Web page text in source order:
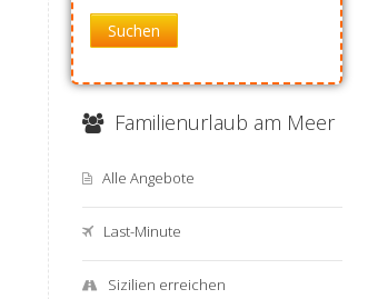
Suchen
Familienurlaub am Meer
Alle Angebote
Last-Minute
Sizilien erreichen